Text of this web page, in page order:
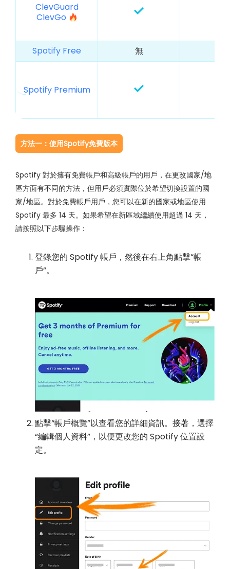
ClevGuard
ClevGo
Spotify Free 無
Spotify Premium
方法一：使用Spotify免費版本
Spotify 對於擁有免費帳戶和高級帳戶的用戶，在更改國家/地
區方面有不同的方法，但用戶必須實際位於希望切換設置的國
家/地區。對於免費帳戶用戶，您可以在新的國家或地區使用
Spotify 最多 14 天。如果希望在新區域繼續使用超過 14 天，
請按照以下步驟操作：
登錄您的 Spotify 帳戶，然後在右上角點擊“帳
戶”。
點擊“帳戶概覽”以查看您的詳細資訊。接著，選擇
“編輯個人資料”，以便更改您的 Spotify 位置設
定。